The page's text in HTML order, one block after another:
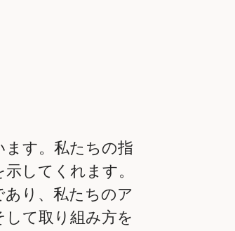
ます。私たちの指
してくれます。
あり、私たちのア
て取り組み方を